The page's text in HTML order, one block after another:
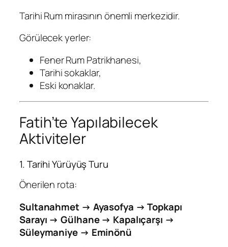
Tarihi Rum mirasının önemli merkezidir.
Görülecek yerler:
Fener Rum Patrikhanesi,
Tarihi sokaklar,
Eski konaklar.
Fatih’te Yapılabilecek
Aktiviteler
1. Tarihi Yürüyüş Turu
Önerilen rota:
Sultanahmet → Ayasofya → Topkapı
Sarayı → Gülhane → Kapalıçarşı →
Süleymaniye → Eminönü